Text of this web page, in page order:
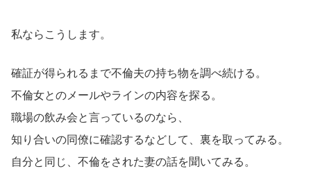
私ならこうします。
確証が得られるまで不倫夫の持ち物を調べ続ける。
不倫女とのメールやラインの内容を探る。
職場の飲み会と言っているのなら、
知り合いの同僚に確認するなどして、裏を取ってみる。
自分と同じ、不倫をされた妻の話を聞いてみる。